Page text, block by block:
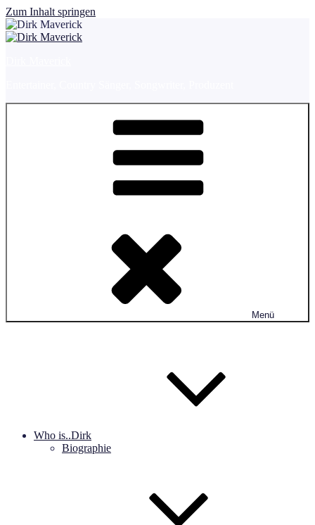
Zum Inhalt springen
Menü
Who is..Dirk
Biographie